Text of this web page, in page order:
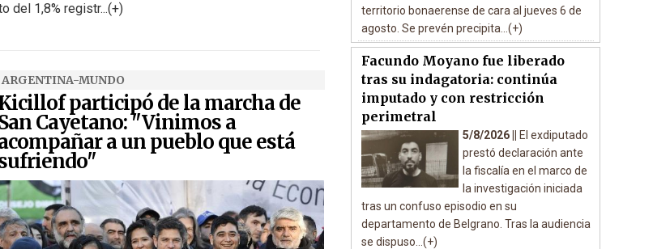
del 1,8% registr...(+)
ARGENTINA-MUNDO
participó de la marcha de
Cayetano: "Vinimos a
a un pueblo que está
territorio bonaerense de cara al jueves 6 de
agosto. Se prevén precipita...(+)
Facundo Moyano fue liberado
tras su indagatoria: continúa
imputado y con restricción
perimetral
5/8/2026 ||
El exdiputado
prestó declaración ante
la fiscalía en el marco de
la investigación iniciada
tras un confuso episodio en su
departamento de Belgrano. Tras la audiencia
se dispuso...(+)